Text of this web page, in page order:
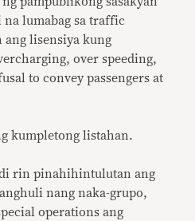
na lumabag sa traffic
lisensiya kung
over speeding,
to convey passengers at
kumpletong listahan.
rin pinahihintulutan ang
nang naka-grupo,
operations ang